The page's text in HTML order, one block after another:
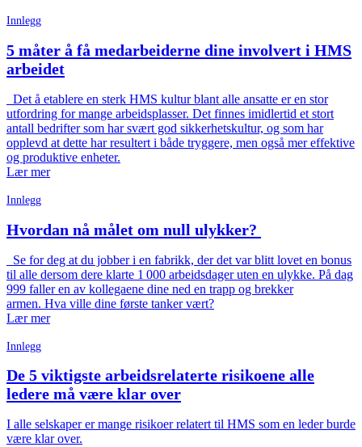
Innlegg
5 måter å få medarbeiderne dine involvert i HMS
arbeidet
Det å etablere en sterk HMS kultur blant alle ansatte er en stor
utfordring for mange arbeidsplasser. Det finnes imidlertid et stort
antall bedrifter som har svært god sikkerhetskultur, og som har
opplevd at dette har resultert i både tryggere, men også mer effektive
og produktive enheter.
Lær mer
Innlegg
Hvordan nå målet om null ulykker?
Se for deg at du jobber i en fabrikk, der det var blitt lovet en bonus
til alle dersom dere klarte 1 000 arbeidsdager uten en ulykke. På dag
999 faller en av kollegaene dine ned en trapp og brekker
armen. Hva ville dine første tanker vært?
Lær mer
Innlegg
De 5 viktigste arbeidsrelaterte risikoene alle
ledere må være klar over
I alle selskaper er mange risikoer relatert til HMS som en leder burde
være klar over.